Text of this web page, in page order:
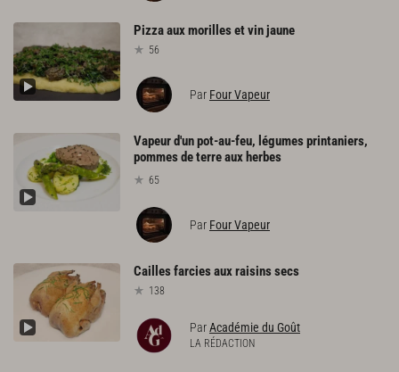
Pizzaauxmorillesetvinjaune
56
Par Four Vapeur
Vapeur d'un pot-au-feu, légumes printaniers,
pommes de terre aux herbes
65
Par Four Vapeur
Caillesfarciesauxraisinssecs
138
ParAcadémie du Goût
LA RÉDACTION